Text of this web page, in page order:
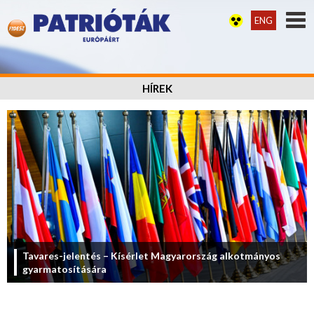
ENG
HÍREK
Tavares-jelentés – Kísérlet Magyarország alkotmányos
gyarmatosítására